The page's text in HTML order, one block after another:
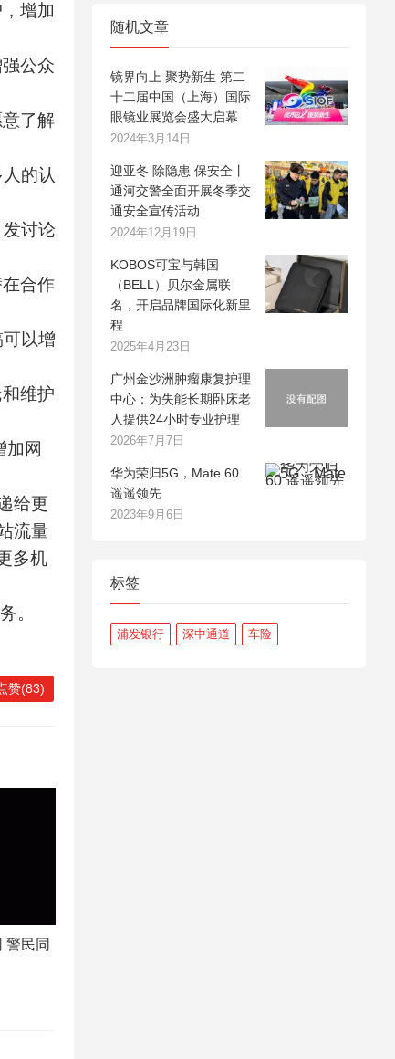
增加
公众
了解
的认
讨论
合作
以增
维护
加网
给更
流量
多机
。
赞(83)
警民同
随机文章
镜界向上 聚势新生 第二
十二届中国（上海）国际
眼镜业展览会盛大启幕
2024年3月14日
迎亚冬 除隐患 保安全丨
通河交警全面开展冬季交
通安全宣传活动
2024年12月19日
KOBOS可宝与韩国
（BELL）贝尔金属联
名，开启品牌国际化新里
程
2025年4月23日
广州金沙洲肿瘤康复护理
中心：为失能长期卧床老
人提供24小时专业护理
2026年7月7日
华为荣归5G，Mate 60
遥遥领先
2023年9月6日
标签
浦发银行 深中通道 车险